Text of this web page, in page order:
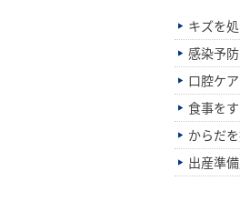
キズを
感染予
口腔ケ
食事を
からだ
出産準